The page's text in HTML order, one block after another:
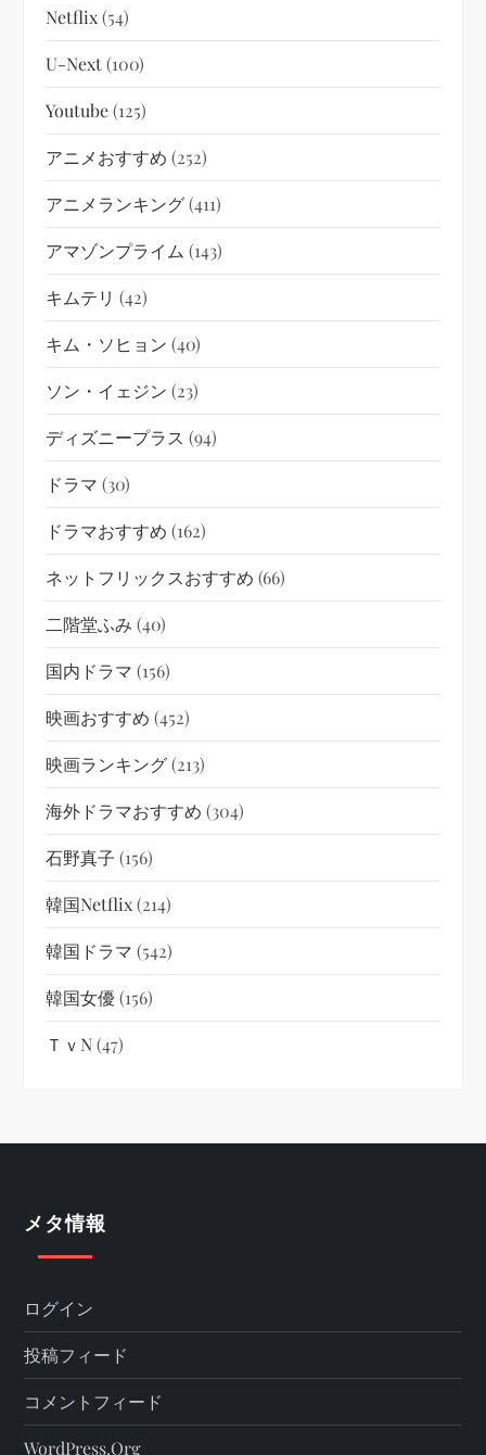
Netflix(54)
U-Next(100)
Youtube(125)
アニメおすすめ (252)
アニメランキング(411)
アマゾンプライム (143)
キムテリ (42)
キム・ソヒョン (40)
ソン・イェジン (23)
ディズニープラス (94)
ドラマ (30)
ドラマおすすめ (162)
ネットフリックスおすすめ (66)
二階堂ふみ (40)
国内ドラマ (156)
映画おすすめ (452)
映画ランキング(213)
海外ドラマおすすめ (304)
石野真子 (156)
韓国netflix(214)
韓国ドラマ (542)
韓国女優(156)
ＴｖN(47)
メタ情報
ログイン
投稿フィード
コメントフィード
WordPress.org